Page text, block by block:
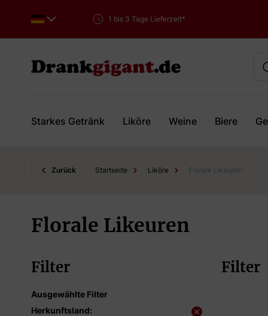
1 bis 3 Tage Lieferzeit*
Starkes Getränk Liköre Weine Biere
Zurück Startseite Liköre Florale Likeuren
Florale Likeuren
Filter
Ausgewählte Filter
Herkunftsland:
Filter